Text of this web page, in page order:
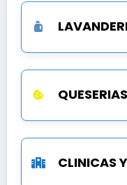
QUESERIAS
CLINICAS